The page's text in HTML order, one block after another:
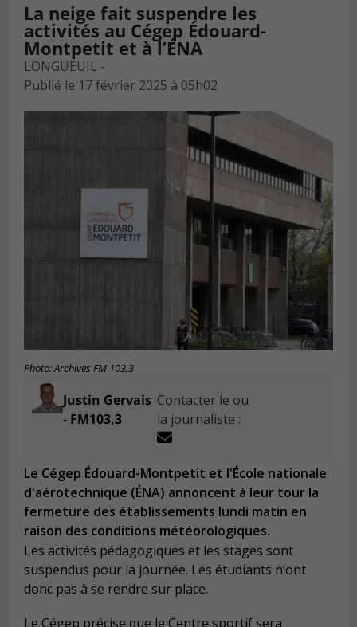
La neige fait suspendre les
activités au Cégep Édouard-
Montpetit et à l’ÉNA
LONGUEUIL -
Publié le 17 février 2025 à 05h02
Photo: Archives FM 103,3
Justin Gervais
- FM103,3
Contacter le ou
la journaliste :
Le Cégep Édouard-Montpetit et l'École nationale
d'aérotechnique (ÉNA) annoncent à leur tour la
fermeture des établissements lundi matin en
raison des conditions météorologiques.
Les activités pédagogiques et les stages sont
suspendus pour la journée. Les étudiants n’ont
donc pas à se rendre sur place.
Le Cégep précise que le Centre sportif sera